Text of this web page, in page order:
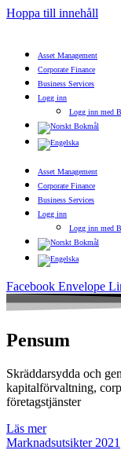
Hoppa till innehåll
Asset Management
Corporate Finance
Business Services
Logg inn
Logg inn med
Asset Management
Corporate Finance
Business Services
Logg inn
Logg inn med
Facebook Envelope
Pensum
Skräddarsydda och
kapitalförvaltning,
företagstjänster
Läs mer
Marknadsutsikter 2021